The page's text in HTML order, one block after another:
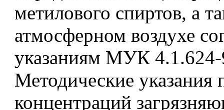
метилового спиртов, а
атмосферном воздухе
указаниям МУК
Методические указания
концентраций